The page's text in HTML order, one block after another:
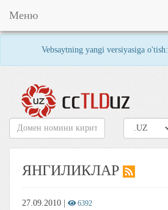
Vebsaytning yangi versiyasiga o'tish:
Меню
ЯНГИЛИКЛАР
27.09.2010 6392